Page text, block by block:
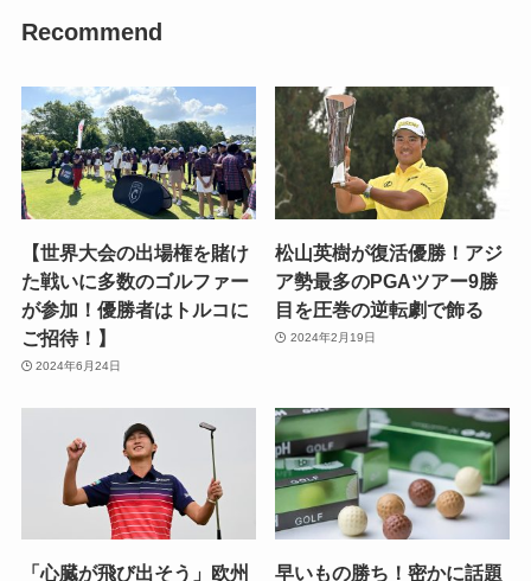
Recommend
【世界大会の出場権を賭け
た戦いに多数のゴルファー
が参加！優勝者はトルコに
ご招待！】
2024年6月24日
松山英樹が復活優勝！アジ
ア勢最多のPGAツアー9勝
目を圧巻の逆転劇で飾る
2024年2月19日
「心臓が飛び出そう」欧州 早いもの勝ち！密かに話題